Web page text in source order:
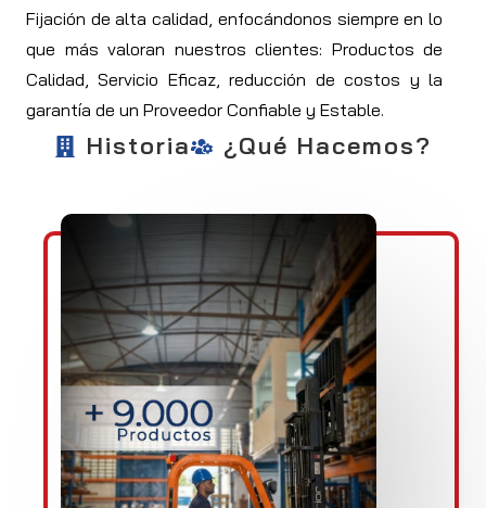
Fijación de alta calidad, enfocándonos siempre en lo
que más valoran nuestros clientes: Productos de
Calidad, Servicio Eficaz, reducción de costos y la
garantía de un Proveedor Confiable y Estable.
Historia ¿Qué Hacemos?